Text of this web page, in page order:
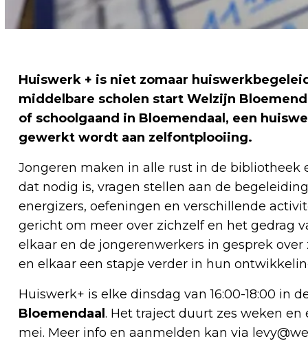
Huiswerk + is niet zomaar
middelbare scholen start Welzijn
of schoolgaand in Bloemendaal, een
gewerkt wordt aan zelfontplooiing.
Jongeren maken in alle rust in de
dat nodig is, vragen stellen aan de
energizers, oefeningen en verschillende
gericht om meer over zichzelf en het gedrag
elkaar en de jongerenwerkers in gesprek
en elkaar een stapje verder in hun
Huiswerk+ is elke dinsdag van 16:00-18:00 in
Bloemendaal . Het traject duurt zes weken en
mei. Meer info en aanmelden kan via